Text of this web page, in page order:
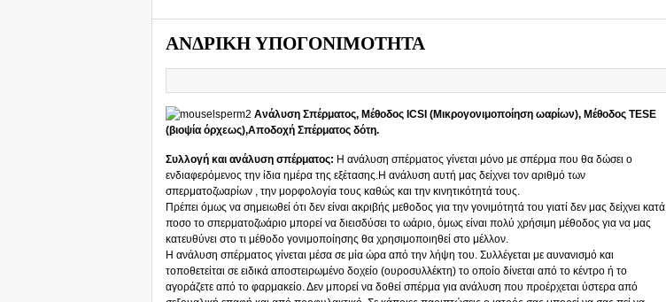
ΑΝΔΡΙΚΗ ΥΠΟΓΟΝΙΜΟΤΗΤΑ
Ανάλυση Σπέρματος, Μέθοδος ICSI (Μικρογονιμοποίηση ωαρίων), Μέθοδος TESE
(βιοψία όρχεως),Αποδοχή Σπέρματος δότη.
Συλλογή και ανάλυση σπέρματος: Η ανάλυση σπέρματος γίνεται μόνο με σπέρμα που θα δώσει ο
ενδιαφερόμενος την ίδια ημέρα της εξέτασης.Η ανάλυση αυτή μας δείχνει τον αριθμό των
σπερματοζωαρίων , την μορφολογία τους καθώς και την κινητικότητά τους.
Πρέπει όμως να σημειωθεί ότι δεν είναι ακριβής μεθοδος για την γονιμότητά του γιατί δεν μας δείχνει κατά
ποσο το σπερματοζωάριο μπορεί να διεισδύσει το ωάριο, όμως είναι πολύ χρήσιμη μέθοδος για να μας
κατευθύνει στο τι μέθοδο γονιμοποίησης θα χρησιμοποιηθεί στο μέλλον.
Η ανάλυση σπέρματος γίνεται μέσα σε μία ώρα από την λήψη του. Συλλέγεται με αυνανισμό και
τοποθετείται σε ειδικά αποστειρωμένο δοχείο (ουροσυλλέκτη) το οποίο δίνεται από το κέντρο ή το
αγοράζετε από το φαρμακείο. Δεν μπορεί να δοθεί σπέρμα για ανάλυση που προέρχεται ύστερα από